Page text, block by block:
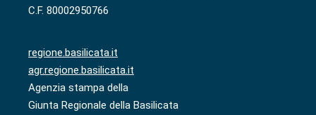
C.F. 80002950766
regione.basilicata.it
agr.regione.basilicata.it
Agenzia stampa della
Giunta Regionale della Basilicata